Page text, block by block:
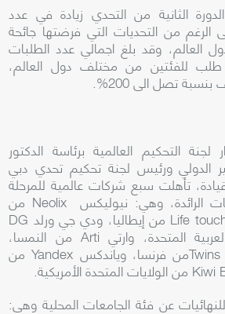
الثانية من التحدي زيادة في عدد
الرغم من التحديات التي فرضتها جائحة
العالم، وقد بلغاجمالي عدد الطلبات
للتحدي 31 طلب للفئتين من مختلف دول العالم،
تصل الى 200%.
التحكيم العالمية برئاسة الدكتور
الدولي ورئيس لجنة تحكيم تحدي دبي
،تأهلت سبع شركات عالمية للمرحلة
الرائدة، وهي: نيوليكس Neolixمن
Life من إيطاليا، ودي جي ورلد DG
المتحدة، وارتيArti من النمسا،
من فرنسا، وياندكس Yandexمن
Kiwi من الولايات المتحدة الأمريكية.
عن فئة الجامعات المحلية وهي: